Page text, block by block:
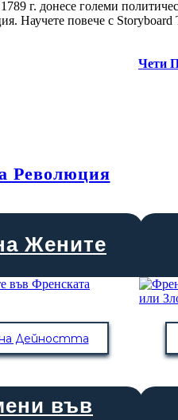
г. донесе големи
Научете повече с Storyboard
Чети
Революция
Жените
Дейността
във